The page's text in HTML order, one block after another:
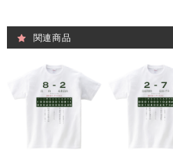
関連商品